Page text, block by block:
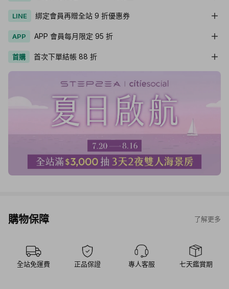
LINE 綁定會員再贈全站 9 折優惠券
APP APP 會員每月限定 95 折
首購 首次下單結帳 88 折
購物保障 了解更多
全站免運費 正品保證 專人客服 七天鑑賞期